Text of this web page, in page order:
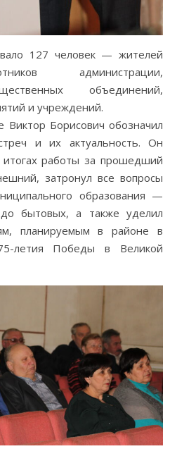
127 человек — жителей
администрации,
объединений,
и учреждений.
Виктор Борисович обозначил
и их актуальность. Он
итогах работы за прошедший
затронул все вопросы
образования —
бытовых, а также уделил
планируемым в районе в
летия Победы в Великой